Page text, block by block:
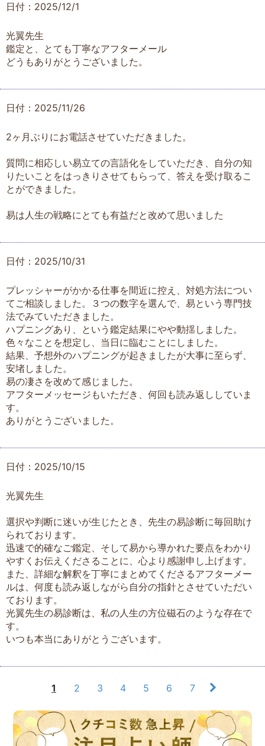
日付：2025/12/1
光翼先生
鑑定と、とても丁寧なアフターメール
どうもありがとうございました。
日付：2025/11/26
2ヶ月ぶりにお電話させていただきました。
質問に相応しい易立ての言語化をしていただき、自分の知
りたいことをはっきりさせてもらって、答えを受け取るこ
とができました。
易は人生の戦略にとても有益だと改めて思いました
日付：2025/10/31
プレッシャーがかかる仕事を間近に控え、対処方法につい
てご相談しました。３つの数字を選んで、易という専門技
法でみていただきました。
ハプニングあり、という鑑定結果にやや動揺しました。
色々なことを想定し、当日に臨むことにしました。
結果、予想外のハプニングが起きましたが大事に至らず、
安堵しました。
易の凄さを改めて感じました。
アフターメッセージもいただき、何回も読み返ししていま
す。
ありがとうございました。
日付：2025/10/15
光翼先生
選択や判断に迷いが生じたとき、先生の易診断に毎回助け
られております。
迅速で的確なご鑑定、そして易から導かれた要点をわかり
やすくお伝えくださることに、心より感謝申し上げます。
また、詳細な解釈を丁寧にまとめてくださるアフターメー
ルは、何度も読み返しながら自分の指針とさせていただい
ております。
光翼先生の易診断は、私の人生の方位磁石のような存在で
す。
いつも本当にありがとうございます。
1 2 3 4 5 6 7